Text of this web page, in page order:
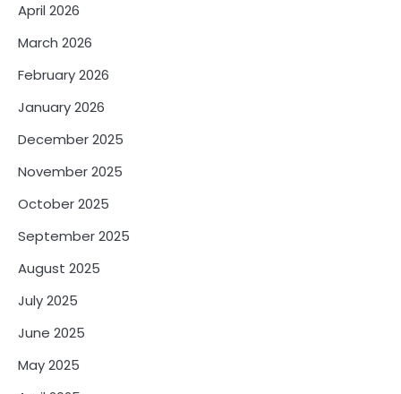
April 2026
March 2026
February 2026
January 2026
December 2025
November 2025
October 2025
September 2025
August 2025
July 2025
June 2025
May 2025